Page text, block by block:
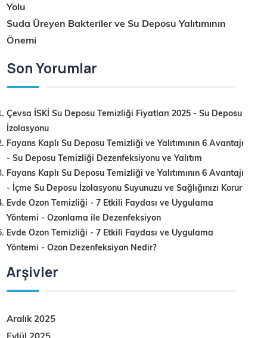
Yolu
Suda Üreyen Bakteriler ve Su Deposu Yalıtımının
Önemi
Son Yorumlar
Çevsa İSKİ Su Deposu Temizliği Fiyatları 2025 -Su Deposu
İzolasyonu
Fayans Kaplı Su Deposu Temizliği ve Yalıtımının 6 Avantajı
-Su Deposu Temizliği Dezenfeksiyonu ve Yalıtım
Fayans Kaplı Su Deposu Temizliği ve Yalıtımının 6 Avantajı
- İçme Su Deposu İzolasyonu Suyunuzu ve Sağlığınızı Korur
Evde Ozon Temizliği - 7 Etkili Faydası ve Uygulama
Yöntemi -Ozonlama ile Dezenfeksiyon
Evde Ozon Temizliği - 7 Etkili Faydası ve Uygulama
Yöntemi -Ozon Dezenfeksiyon Nedir?
Arşivler
Aralık 2025